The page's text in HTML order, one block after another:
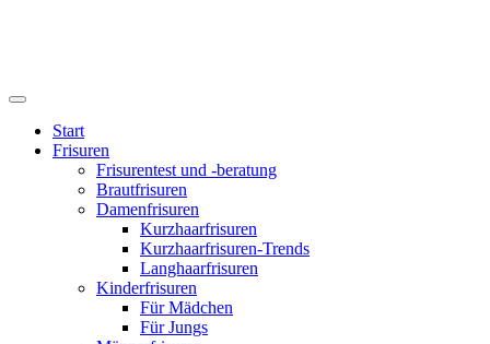
Start
Frisuren
Frisurentest und -beratung
Brautfrisuren
Damenfrisuren
Kurzhaarfrisuren
Kurzhaarfrisuren-Trends
Langhaarfrisuren
Kinderfrisuren
Für Mädchen
Für Jungs